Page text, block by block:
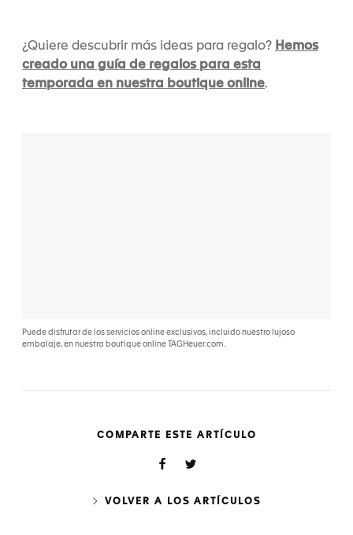
¿Quiere descubrir más ideas para regalo? Hemos
creado una guía de regalos para esta
temporada en nuestra boutique online.
Puede disfrutar de los servicios online exclusivos, incluido nuestro lujoso
embalaje, en nuestra boutique online TAGHeuer.com.
COMPARTE ESTE ARTÍCULO
VOLVER A LOS ARTÍCULOS